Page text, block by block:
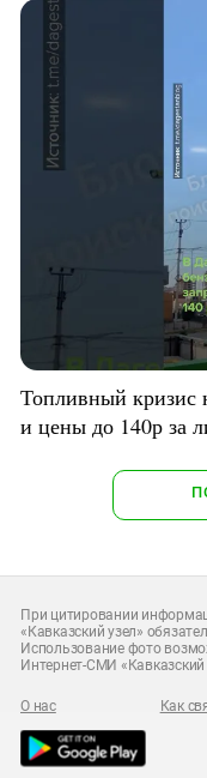
Топливный кризис
и цены до 140р за
При цитировании
«Кавказский узел»
Использование фото
Интернет-СМИ «Кавказский
О нас Как